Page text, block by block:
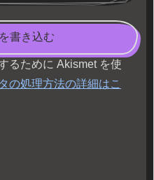
書き込む
るために Akismet を使
の処理方法の詳細はこ